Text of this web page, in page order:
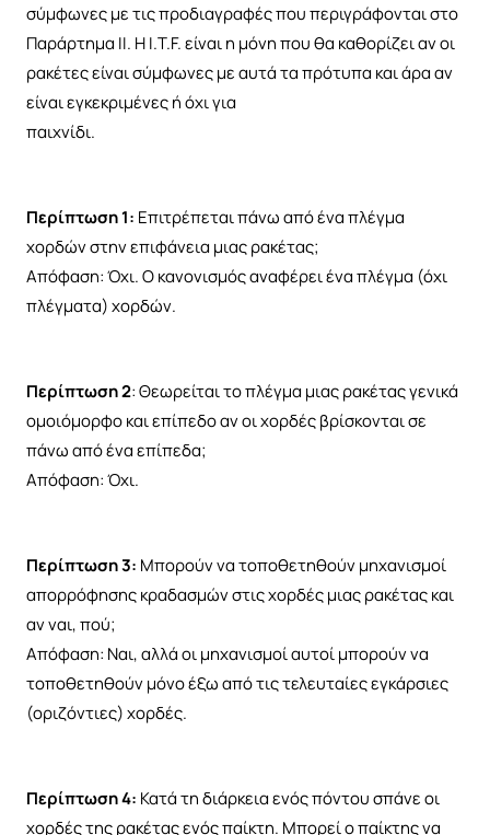
σύμφωνες με τις προδιαγραφές που περιγράφονται στο
Παράρτημα ΙΙ. Η I.T.F. είναι η μόνη που θα καθορίζει αν οι
ρακέτες είναι σύμφωνες με αυτά τα πρότυπα και άρα αν
είναι εγκεκριμένες ή όχι για
παιχνίδι.
Περίπτωση 1: Επιτρέπεται πάνω από ένα πλέγμα
χορδών στην επιφάνεια μιας ρακέτας;
Απόφαση: Όχι. Ο κανονισμός αναφέρει ένα πλέγμα (όχι
πλέγματα) χορδών.
Περίπτωση 2: Θεωρείται το πλέγμα μιας ρακέτας γενικά
ομοιόμορφο και επίπεδο αν οι χορδές βρίσκονται σε
πάνω από ένα επίπεδα;
Απόφαση: Όχι.
Περίπτωση 3: Μπορούν να τοποθετηθούν μηχανισμοί
απορρόφησης κραδασμών στις χορδές μιας ρακέτας και
αν ναι, πού;
Απόφαση: Ναι, αλλά οι μηχανισμοί αυτοί μπορούν να
τοποθετηθούν μόνο έξω από τις τελευταίες εγκάρσιες
(οριζόντιες) χορδές.
Περίπτωση 4: Κατά τη διάρκεια ενός πόντου σπάνε οι
χορδές της ρακέτας ενός παίκτη. Μπορεί ο παίκτης να